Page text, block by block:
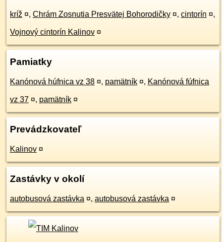
kríž ¤, Chrám Zosnutia Presvätej Bohorodičky ¤, cintorín ¤,
Vojnový cintorín Kalinov ¤
Pamiatky
Kanónová húfnica vz 38 ¤, pamätník ¤, Kanónová fúfnica
vz 37 ¤, pamätník ¤
Prevádzkovateľ
Kalinov ¤
Zastávky v okolí
autobusová zastávka ¤, autobusová zastávka ¤